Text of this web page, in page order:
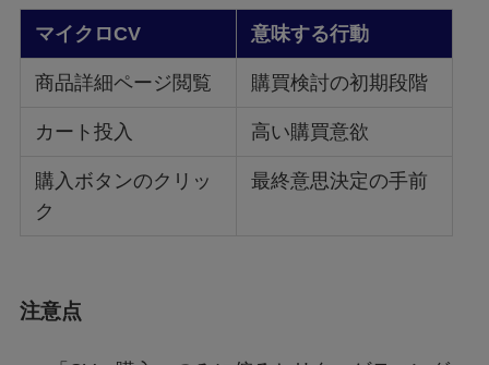
マイクロCV 意味する行動
商品詳細ページ閲覧 購買検討の初期段階
カート投入 高い購買意欲
購入ボタンのクリッ
ク
最終意思決定の手前
注意点